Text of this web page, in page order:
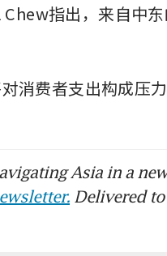
指出，来自中东
消费者支出构成压
Asia in a
Delivered